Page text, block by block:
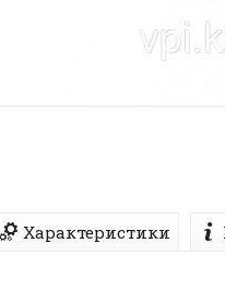
Характеристики